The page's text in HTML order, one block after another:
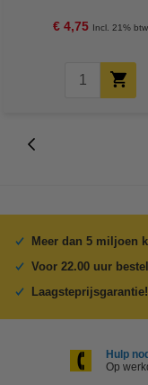
€ 4,75 Incl. 21% btw
Meer dan 5 miljoen
Voor 22.00 uur
Laagsteprijsgarantie!
Hulp
Op